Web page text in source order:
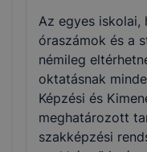
Az egyes iskolai,
óraszámok és a
némileg
oktatásnak
Képzési és
meghatározott
szakképzési